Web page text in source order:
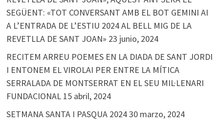
SEGÜENT: «TOT CONVERSANT AMB EL BOT GEMINI AI
A L’ENTRADA DE L’ESTIU 2024 AL BELL MIG DE LA
REVETLLA DE SANT JOAN» 23 junio, 2024
RECITEM ARREU POEMES EN LA DIADA DE SANT JORDI
I ENTONEM EL VIROLAI PER ENTRE LA MÍTICA
SERRALADA DE MONTSERRAT EN EL SEU MIL·LENARI
FUNDACIONAL 15 abril, 2024
SETMANA SANTA I PASQUA 202430 marzo, 2024